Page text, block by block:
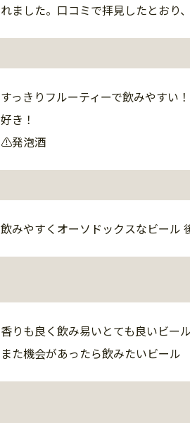
れました。口コミで拝見したとおり
すっきりフルーティーで飲みやすい！
好き！
⚠︎発泡酒
飲みやすくオーソドックスなビール
香りも良く飲み易いとても良いビール
また機会があったら飲みたいビール